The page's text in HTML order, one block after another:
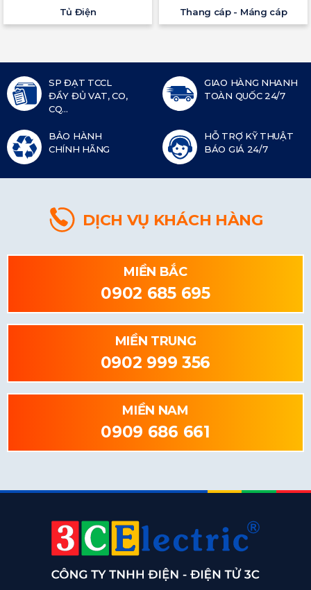
Tủ Điện Thang cáp - Máng cáp
SP ĐẠT TCCL
ĐẦY ĐỦ VAT, CO,
CQ...
GIAO HÀNG NHANH
TOÀN QUỐC 24/7
BẢO HÀNH
CHÍNH HÃNG
HỖ TRỢ KỸ THUẬT
BÁO GIÁ 24/7
DỊCH VỤ KHÁCH HÀNG
MIỀN BẮC
0902 685 695
MIỀN TRUNG
0902 999 356
MIỀN NAM
0909 686 661